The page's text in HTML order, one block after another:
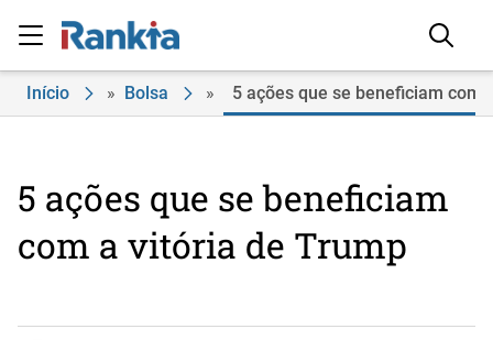
Início » Bolsa » 5 ações que se beneficiam com
5 ações que se beneficiam
com a vitória de Trump